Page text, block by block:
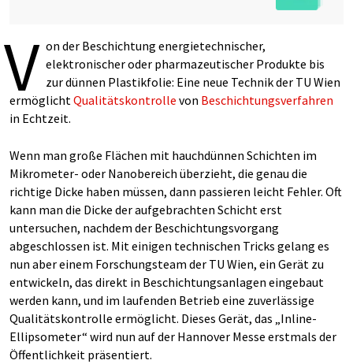
V on der Beschichtung energietechnischer,
elektronischer oder pharmazeutischer Produkte bis
zur dünnen Plastikfolie: Eine neue Technik der TU Wien
ermöglichtQualitätskontrolle von Beschichtungsverfahren
in Echtzeit.
Wenn man große Flächen mit hauchdünnen Schichten im
Mikrometer- oder Nanobereich überzieht, die genau die
richtige Dicke haben müssen, dann passieren leicht Fehler. Oft
kann man die Dicke der aufgebrachten Schicht erst
untersuchen, nachdem der Beschichtungsvorgang
abgeschlossen ist. Mit einigen technischen Tricks gelang es
nun aber einem Forschungsteam der TU Wien, ein Gerät zu
entwickeln, das direkt in Beschichtungsanlagen eingebaut
werden kann, und im laufenden Betrieb eine zuverlässige
Qualitätskontrolle ermöglicht. Dieses Gerät, das „Inline-
Ellipsometer“ wird nun auf der Hannover Messe erstmals der
Öffentlichkeit präsentiert.